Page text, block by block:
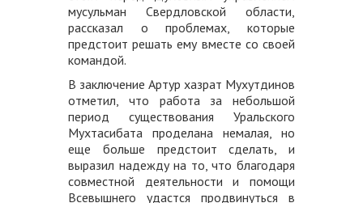
мусульман Свердловской области,
рассказал о проблемах, которые
предстоит решать ему вместе со своей
командой.
В заключение Артур хазрат Мухутдинов
отметил, что работа за небольшой
период существования Уральского
Мухтасибата проделана немалая, но
еще больше предстоит сделать, и
выразил надежду на то, что благодаря
совместной деятельности и помощи
Всевышнего удастся продвинуться в